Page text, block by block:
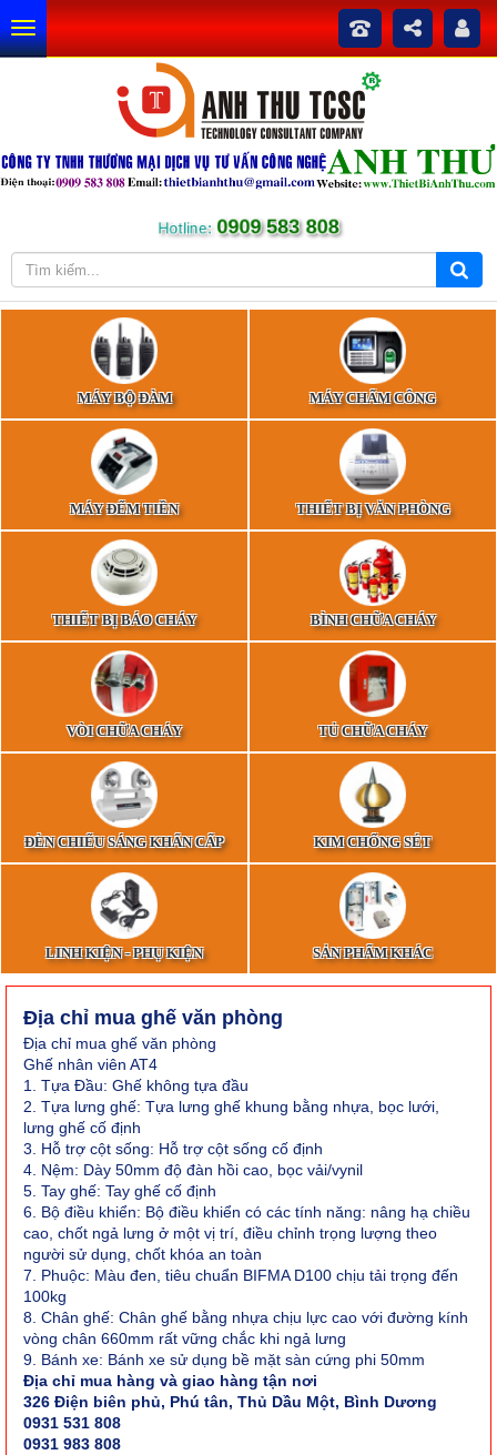
Hotline: 0909 583 808
MÁY BỘ ĐÀM MÁY CHẤM CÔNG
MÁY ĐẾM TIỀN THIẾT BỊ VĂN PHÒNG
THIẾT BỊ BÁO CHÁY BÌNH CHỮA CHÁY
VÒI CHỮA CHÁY TỦ CHỮA CHÁY
ĐÈN CHIẾU SÁNG KHẨN CẤP KIM CHỐNG SÉT
LINH KIỆN - PHỤ KIỆN SẢN PHẨM KHÁC
Địa chỉ mua ghế văn phòng
Địa chỉ mua ghế văn phòng
Ghế nhân viên AT4
1. Tựa Đầu: Ghế không tựa đầu
2. Tựa lưng ghế: Tựa lưng ghế khung bằng nhựa, bọc lưới,
lưng ghế cố định
3. Hỗ trợ cột sống: Hỗ trợ cột sống cố định
4. Nệm: Dày 50mm độ đàn hồi cao, bọc vải/vynil
5. Tay ghế: Tay ghế cố định
6. Bộ điều khiển: Bộ điều khiển có các tính năng: nâng hạ chiều
cao, chốt ngả lưng ở một vị trí, điều chỉnh trọng lượng theo
người sử dụng, chốt khóa an toàn
7. Phuộc: Màu đen, tiêu chuẩn BIFMA D100 chịu tải trọng đến
100kg
8. Chân ghế: Chân ghế bằng nhựa chịu lực cao với đường kính
vòng chân 660mm rất vững chắc khi ngả lưng
9. Bánh xe: Bánh xe sử dụng bề mặt sàn cứng phi 50mm
Địa chỉ mua hàng và giao hàng tận nơi
326 Điện biên phủ, Phú tân, Thủ Dầu Một, Bình Dương
0931 531 808
0931 983 808